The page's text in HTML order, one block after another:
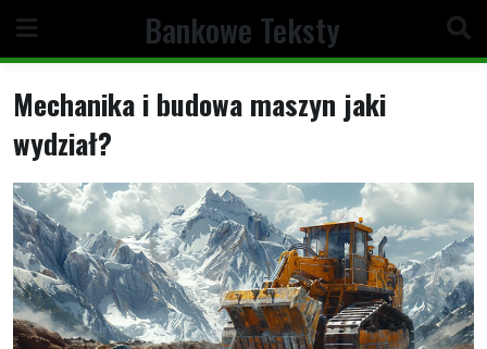
content
Bankowe Teksty
Mechanika i budowa maszyn jaki
wydział?